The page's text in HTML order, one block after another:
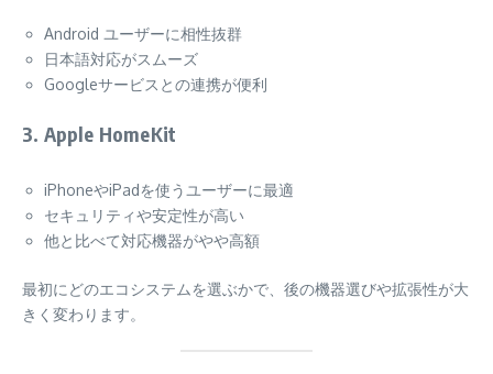
Android ユーザーに相性抜群
日本語対応がスムーズ
Googleサービスとの連携が便利
3. Apple HomeKit
iPhoneやiPadを使うユーザーに最適
セキュリティや安定性が高い
他と比べて対応機器がやや高額
最初にどのエコシステムを選ぶかで、後の機器選びや拡張性が大
きく変わります。